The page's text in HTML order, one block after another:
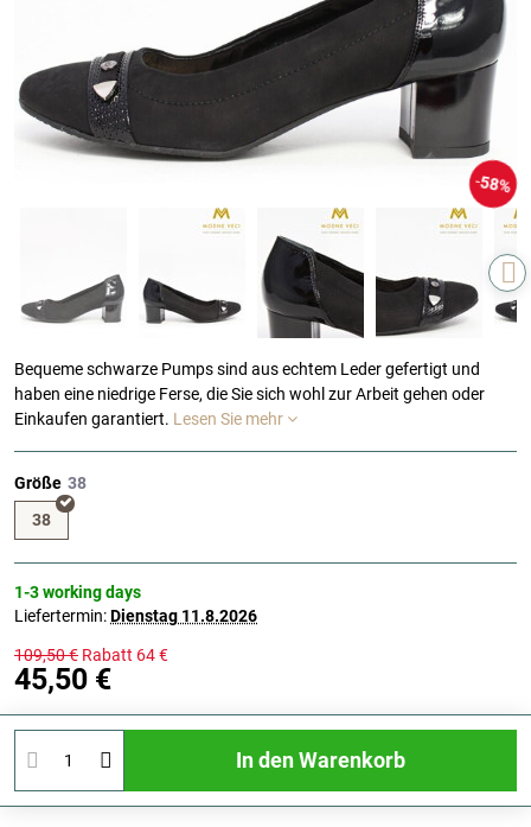
58%
Bequeme schwarze Pumps sind aus echtem Leder gefertigt und
haben eine niedrige Ferse, die Sie sich wohl zur Arbeit gehen oder
Einkaufen garantiert. Lesen Sie mehr
Größe
38
1-3 working days
Liefertermin:Dienstag 11.8.2026
109,50 € Rabatt 64 €
45,50 €
In den Warenkorb